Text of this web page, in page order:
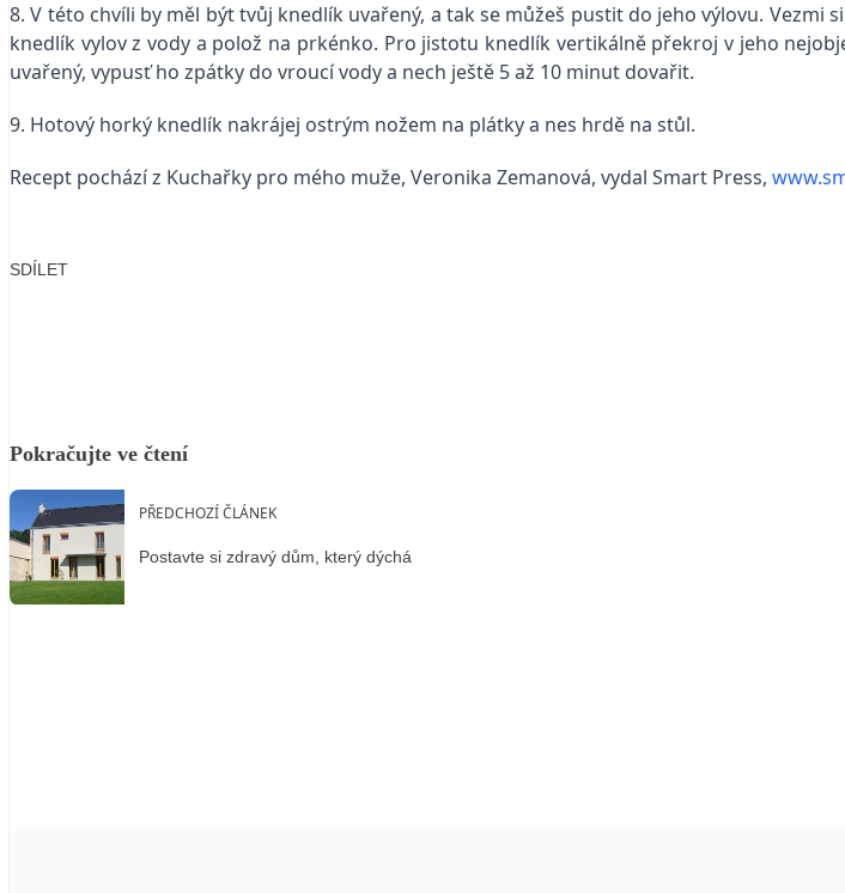
8. V této chvíli by měl být tvůj knedlík uvařený, a tak se můžeš pustit do jeho výlovu. Vezmi
knedlík vylov z vody a polož na prkénko. Pro jistotu knedlík vertikálně překroj v jeho
uvařený, vypusť ho zpátky do vroucí vody a nech ještě 5 až 10 minut dovařit.
9. Hotový horký knedlík nakrájej ostrým nožem na plátky a nes hrdě na stůl.
Recept pochází z Kuchařky pro mého muže, Veronika Zemanová, vydal Smart Press,
SDÍLET
Pokračujte ve čtení
PŘEDCHOZÍ ČLÁNEK
Postavte si zdravý dům, který dýchá